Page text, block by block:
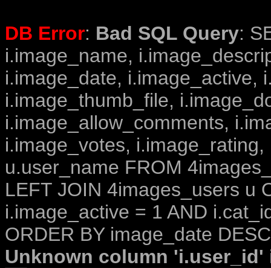
DB Error: Bad SQL Query:
i.image_name,
i.image_date, i.image_active,
i.image_thumb_file,
i.image_allow_comments,
i.image_votes,
u.user_name FROM
LEFT JOIN 4images_users u
i.image_active = 1 AND
ORDER BY image_date
Unknown column